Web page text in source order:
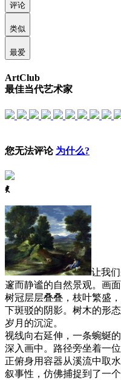
评论
类似
最爱
ArtClub
最佳当代艺术家
您无法评论 为什么?
ꈅ
让我
邃而静谧的自然景观。画
树冠层层叠叠，枝叶繁盛
下斑驳的阴影。树木的形
岁月的沉淀。
视线向右延伸，一条蜿蜒
深入画中。路径旁坐着一
正俯身用容器从溪流中取
叙事性，仿佛捕捉到了一